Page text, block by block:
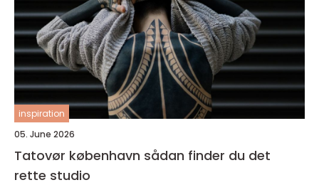
inspiration
05. June 2026
Tatovør københavn sådan finder du det
rette studio